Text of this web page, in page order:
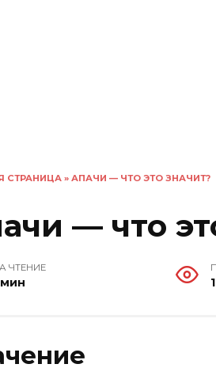
СТРАНИЦА » АПАЧИ — ЧТО ЭТО ЗНАЧИТ?
— что
ЧТЕНИЕ
мин 1